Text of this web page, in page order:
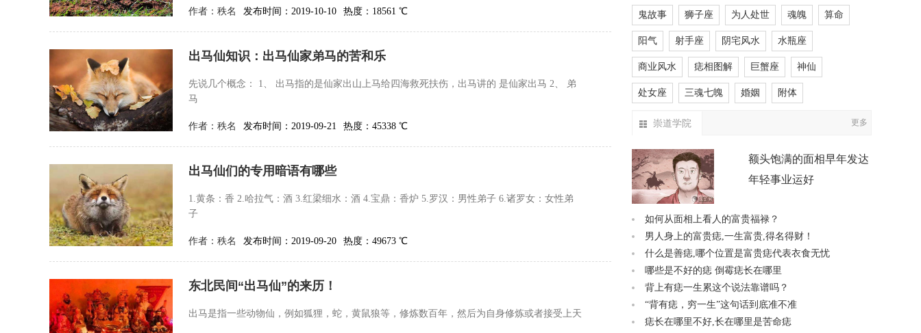
作者： 秩名 发布时间：2019-10-10 热度：18561 ℃
出马仙知识：出马仙家弟马的苦和乐
先说几个概念： 1、 出马指的是仙家出山上马给四海救死扶伤，出马讲的 是仙家出马 2、 弟
马
作者： 秩名 发布时间：2019-09-21 热度：45338 ℃
出马仙们的专用暗语有哪些
1.黄条：香 2.哈拉气：酒 3.红梁细水：酒 4.宝鼎：香炉 5.罗汉：男性弟子 6.诸罗女：女性弟
子
作者： 秩名 发布时间：2019-09-20 热度：49673 ℃
东北民间“出马仙”的来历！
出马是指一些动物仙，例如狐狸，蛇，黄鼠狼等，修炼数百年，然后为自身修炼或者接受上天
鬼故事 狮子座 为人处世 魂魄 算命
阳气 射手座 阴宅风水 水瓶座
商业风水 痣相图解 巨蟹座 神仙
处女座 三魂七魄 婚姻 附体
崇道学院 更多
额头饱满的面相早年发达
年轻事业运好
如何从面相上看人的富贵福禄？
男人身上的富贵痣,一生富贵,得名得财！
什么是善痣,哪个位置是富贵痣代表衣食无忧
哪些是不好的痣 倒霉痣长在哪里
背上有痣一生累这个说法靠谱吗？
“背有痣，穷一生”这句话到底准不准
痣长在哪里不好,长在哪里是苦命痣